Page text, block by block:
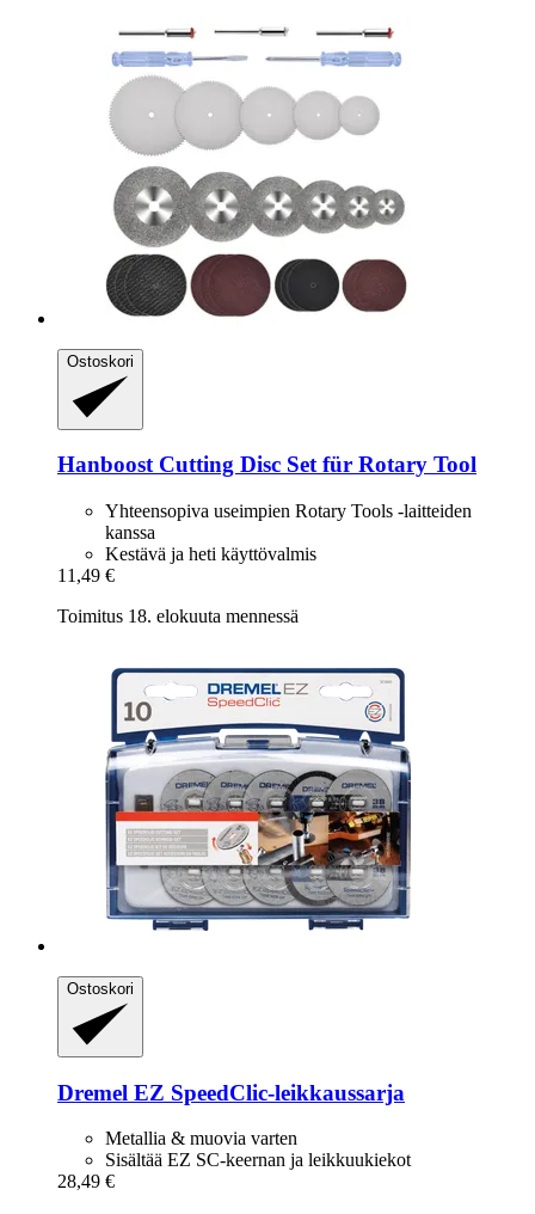
Ostoskori
HanboostCutting Disc Set für Rotary Tool
Yhteensopiva useimpien Rotary Tools -laitteiden
kanssa
Kestävä ja heti käyttövalmis
11,49 €
Toimitus 18. elokuuta mennessä
Ostoskori
Dremel EZ SpeedClic-​leikkaussarja
Metallia & muovia varten
Sisältää EZ SC-keernan ja leikkuukiekot
28,49 €